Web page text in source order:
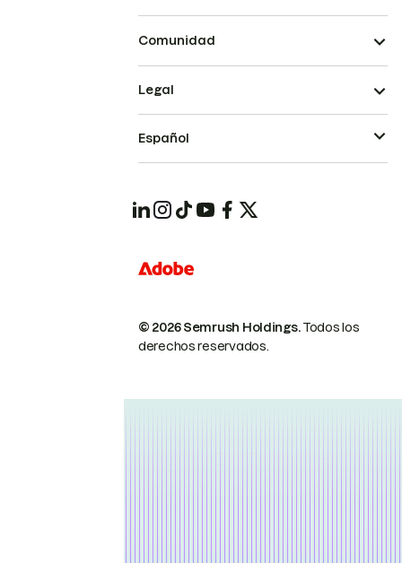
Comunidad
© 2026 Semrush Holdings.Todos los
derechos reservados.
Legal
Español